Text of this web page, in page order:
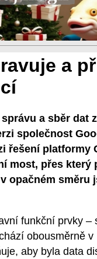
a
a sběr dat
společnost
řešení platformy
most, přes který
opačném směru
funkční prvky –
obousměrně
aby byla data